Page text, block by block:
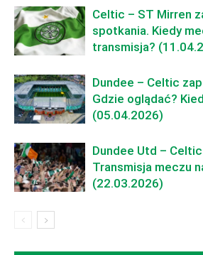
Celtic – ST Mirren
spotkania. Kiedy
transmisja?
Dundee – Celtic
Gdzie oglądać?
(05.04.2026)
Dundee Utd –
Transmisja meczu
(22.03.2026)